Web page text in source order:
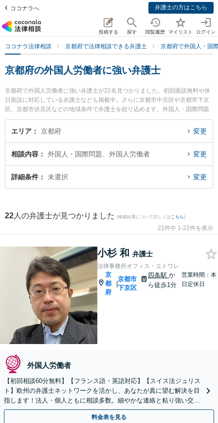
ココナラへ 弁護士の方はこちら
投稿する 探す 閲覧履歴 マイリスト ログイン
ココナラ法律相談 京都府で法律相談できる弁護士 京都府で外国人・国
京都府の外国人労働者に強い弁護士
京都府で外国人労働者に強い弁護士が22名見つかりました。初回面談無料や休
日面談に対応している弁護士なども掲載中。さらに京都市中京区や京都市下京
区、京都市伏見区などの地域条件で弁護士を絞り込めます。外国人・国際問題
に関係する国際離婚やハーグ条約、国際結婚等の細かな分野での絞り込み検索
もでき便利です。特に法律事務所オフィス・エトワレの小杉 和弁護士や京都リ
夜間に発生した外国人労働者のトラブルを今すぐに弁護士に相談したい』『外
国人労働者のトラブル解決の実績豊富な近くの弁護士を検索したい』『初回相
談無料で外国人労働者を法律相談できる京都府内の弁護士に相談予約したい』
エリア 京都府 変更
相談内容 外国人・国際問題、外国人労働者 変更
詳細条件 未選択 変更
22 人の弁護士が見つかりました (検索結果について詳しくは こちら)
22件中 1-22件を表示
小杉 和 弁護士
法律事務所オフィス・エトワレ
京
都
府
|
京都市
下京区
四条駅 か
ら徒歩1分
営業時間：本
日定休日
外国人労働者
【初回相談60分無料】【フランス語・英語対応】【スイス法ジュリス
ト】欧州の弁護士ネットワークを活かし、あなたが真に望む解決を目
指します！法人・個人ともに相談多数。細やかな連絡と粘り強い交渉
を徹底【WEB対応｜休日・夜間相談可】【完全個室】
料金表を見る